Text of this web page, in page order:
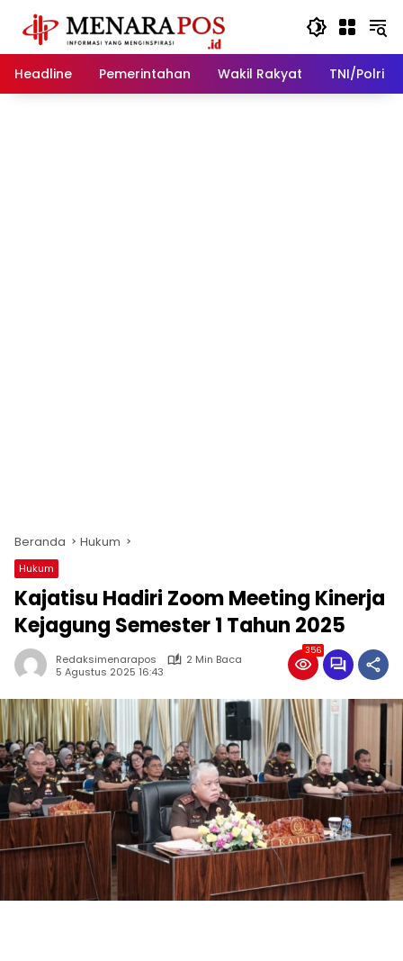
konten
Headline
Pemerintahan Wakil Rakyat TNI/Polri
Beranda Hukum
Hukum
Kajatisu Hadiri Zoom Meeting Kinerja
Kejagung Semester 1 Tahun 2025
Redaksimenarapos
2 Min Baca
5 Agustus 2025 16:43
356